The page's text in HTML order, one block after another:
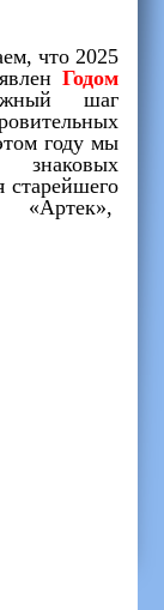
что 2025
Годом
шаг
году мы
старейшего